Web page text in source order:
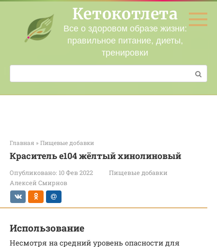
Перейти
контенту
Кетокотлета
Все о здоровом образе жизни:
правильное питание, диеты,
тренировки
Поиск:
Главная » Пищевые добавки
Краситель e104 жёлтый хинолиновый
Опубликовано: 10 Фев 2022
Пищевые добавки
Алексей Смирнов
Использование
Несмотря на средний уровень опасности для